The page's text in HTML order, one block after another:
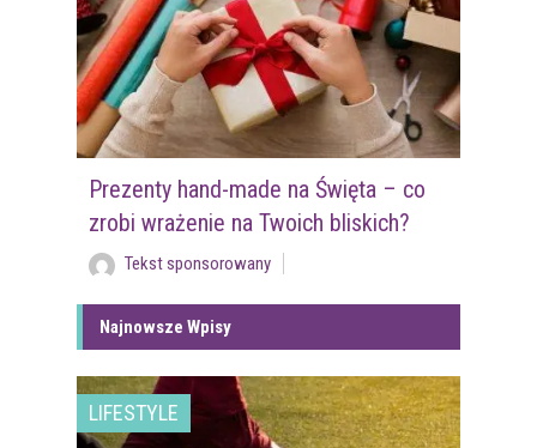
Prezenty hand-made na Święta – co
zrobi wrażenie na Twoich bliskich?
Tekst sponsorowany
Najnowsze Wpisy
LIFESTYLE